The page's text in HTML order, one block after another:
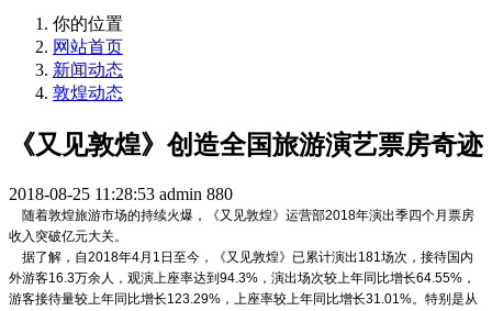
你的位置
网站首页
新闻动态
敦煌动态
《又见敦煌》创造全国旅游演艺票房奇迹
2018-08-25 11:28:53 admin 880
随着敦煌旅游市场的持续火爆，《又见敦煌》运营部2018年演出季四个月票房
收入突破亿元大关。
据了解，自2018年4月1日至今，《又见敦煌》已累计演出181场次，接待国内
外游客16.3万余人，观演上座率达到94.3%，演出场次较上年同比增长64.55%，
游客接待量较上年同比增长123.29%，上座率较上年同比增长31.01%。特别是从